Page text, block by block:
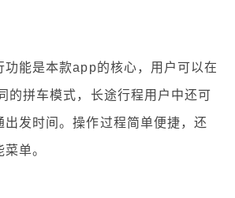
功能是本款app的核心，用户可以在
的拼车模式，长途行程用户中还可
出发时间。操作过程简单便捷，还
单。